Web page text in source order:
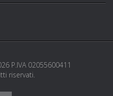
P.IVA 02055600411
riservati.